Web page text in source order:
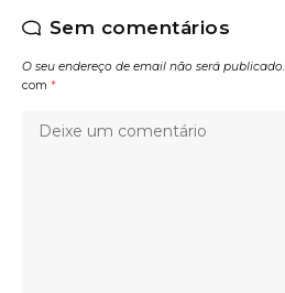
Sem comentários
O seu endereço de email não será publicado.
com *